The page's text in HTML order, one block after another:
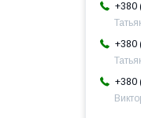
+380
+380
+380